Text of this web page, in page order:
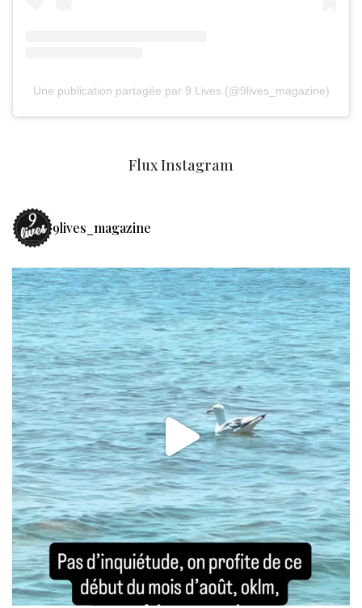
Une publication partagée par 9 Lives (@9lives_magazine)
Flux Instagram
9lives_magazine